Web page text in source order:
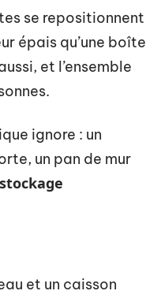
se repositionnent
épais qu’une boîte
et l’ensemble
ignore : un
un pan de mur
et un caisson